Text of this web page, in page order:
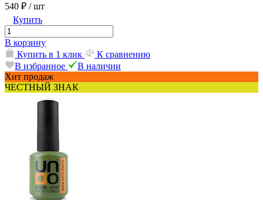
540 ₽ / шт
Купить
В корзину
Купить в 1 клик
К сравнению
В избранное
В наличии
Хит продаж
ЧЕСТНЫЙ ЗНАК